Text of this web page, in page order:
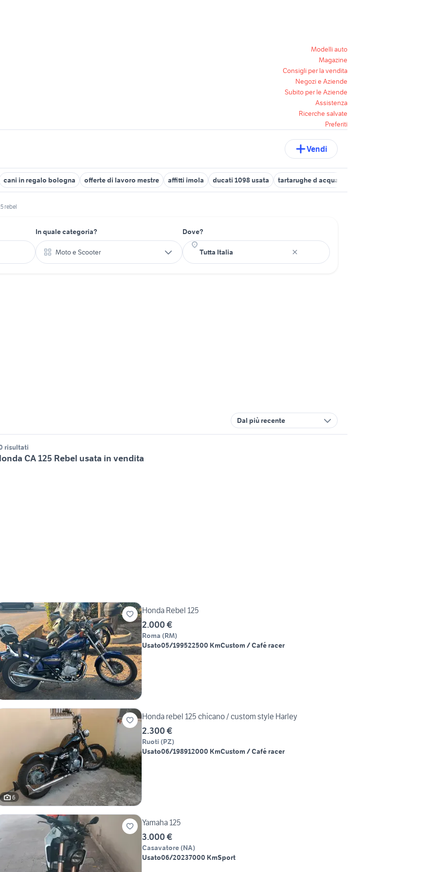
Modelli auto
Magazine
Consigli per la vendita
Negozi e Aziende
Subito per le Aziende
Assistenza
Ricerche salvate
Preferiti
Vendi
cani in regalo bologna offerte di lavoro mestre affitti imola ducati 1098 usata tartarughe d acqua animali
rebel
In quale categoria?
Moto e Scooter
Dove?
Dal più recente
risultati
CA 125 Rebel usata in vendita
Honda Rebel 125
2.000 €
Roma (RM)
Usato05/199522500 KmCustom / Café racer
6
Honda rebel 125 chicano / custom style Harley
2.300 €
Ruoti (PZ)
Usato06/198912000 KmCustom / Café racer
Yamaha 125
3.000 €
Casavatore (NA)
Usato06/20237000 KmSport